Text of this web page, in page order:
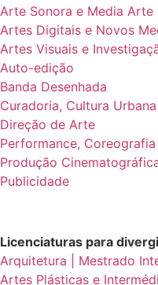
Arte Sonora e Media Arte
Artes Digitais e Novos
Artes Visuais e
Auto-edição
Banda Desenhada
Curadoria, Cultura
Direção de Arte
Performance,
Produção
Publicidade
Licenciaturas para
Arquitetura | Mestrado
Artes Plásticas e